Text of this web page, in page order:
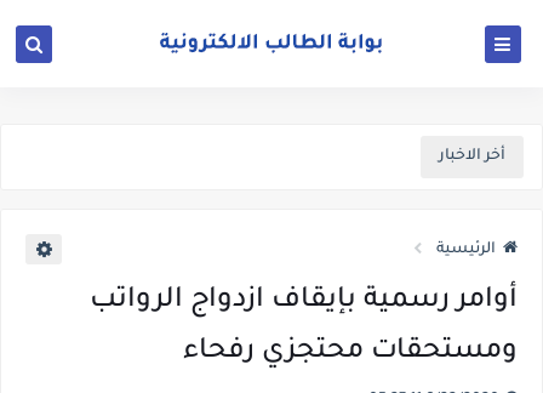
أخر الاخبار
الرئيسية
أوامر رسمية بإيقاف ازدواج الرواتب
ومستحقات محتجزي رفحاء